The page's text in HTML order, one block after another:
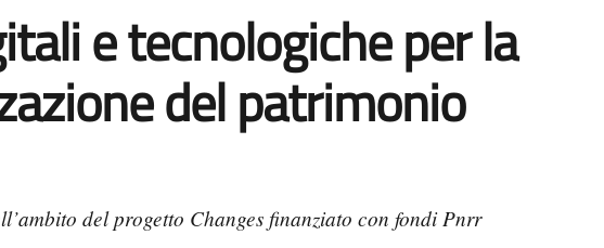
e tecnologiche per la
del patrimonio
del progetto Changes finanziato con fondi Pnrr